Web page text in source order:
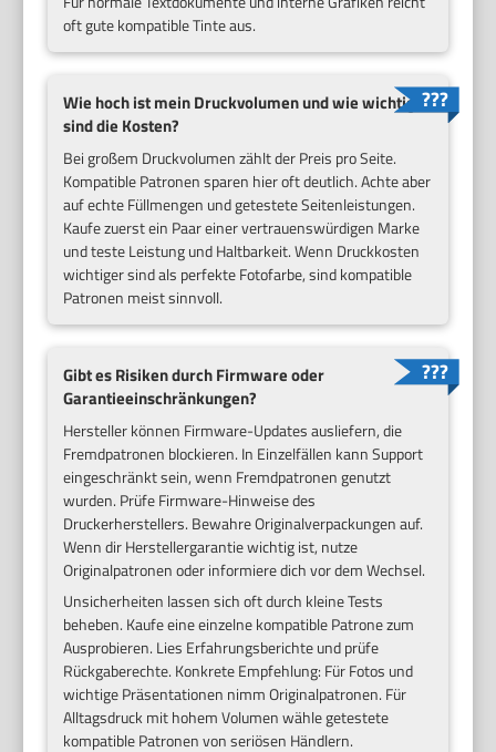
oft gute kompatible Tinte aus.
Wie hoch ist mein Druckvolumen und wie wichtig
sind die Kosten?
Bei großem Druckvolumen zählt der Preis pro Seite.
Kompatible Patronen sparen hier oft deutlich. Achte aber
auf echte Füllmengen und getestete Seitenleistungen.
Kaufe zuerst ein Paar einer vertrauenswürdigen Marke
und teste Leistung und Haltbarkeit. Wenn Druckkosten
wichtiger sind als perfekte Fotofarbe, sind kompatible
Patronen meist sinnvoll.
Gibt es Risiken durch Firmware oder
Garantieeinschränkungen?
Hersteller können Firmware-Updates ausliefern, die
Fremdpatronen blockieren. In Einzelfällen kann Support
eingeschränkt sein, wenn Fremdpatronen genutzt
wurden. Prüfe Firmware-Hinweise des
Druckerherstellers. Bewahre Originalverpackungen auf.
Wenn dir Herstellergarantie wichtig ist, nutze
Originalpatronen oder informiere dich vor dem Wechsel.
Unsicherheiten lassen sich oft durch kleine Tests
beheben. Kaufe eine einzelne kompatible Patrone zum
Ausprobieren. Lies Erfahrungsberichte und prüfe
Rückgaberechte. Konkrete Empfehlung: Für Fotos und
wichtige Präsentationen nimm Originalpatronen. Für
Alltagsdruck mit hohem Volumen wähle getestete
kompatible Patronen von seriösen Händlern.